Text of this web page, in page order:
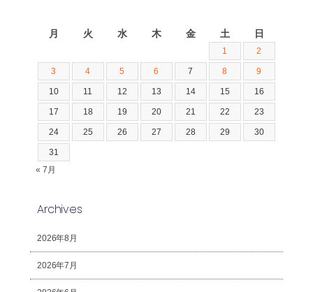
月 火 水 木 金 土 日
1 2
3 4 5 6 7 8 9
10 11 12 13 14 15 16
17 18 19 20 21 22 23
24 25 26 27 28 29 30
31
« 7月
Archives
2026年8月
2026年7月